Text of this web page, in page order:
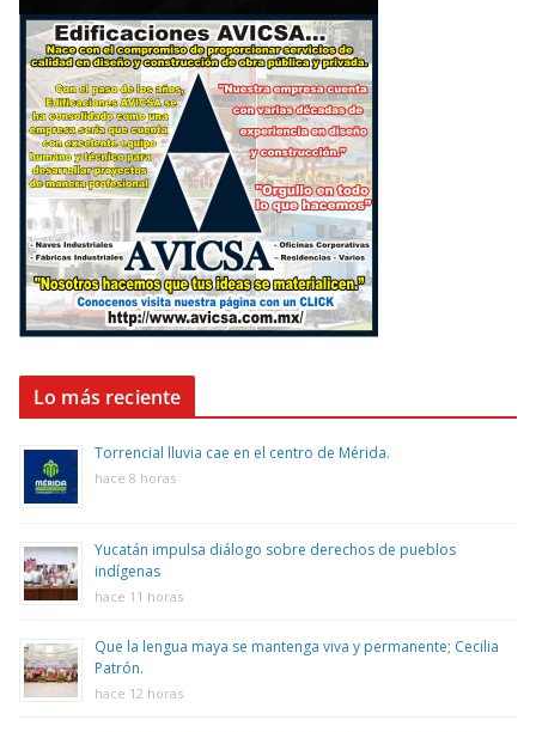
Lo más reciente
Torrencial lluvia cae en el centro de Mérida.
hace 8 horas
Yucatán impulsa diálogo sobre derechos de pueblos
indígenas
hace 11 horas
Que la lengua maya se mantenga viva y permanente; Cecilia
Patrón.
hace 12 horas